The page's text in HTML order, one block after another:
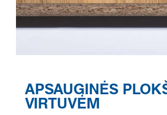
APSAUGINĖS
VIRTUVĖM